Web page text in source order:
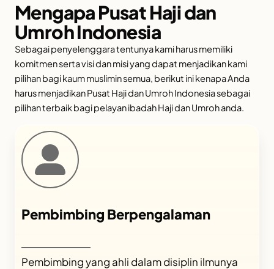
Mengapa Pusat Haji dan
Umroh Indonesia
Sebagai penyelenggara tentunya kami harus memiliki
komitmen serta visi dan misi yang dapat menjadikan kami
pilihan bagi kaum muslimin semua, berikut ini kenapa Anda
harus menjadikan Pusat Haji dan Umroh Indonesia sebagai
pilihan terbaik bagi pelayan ibadah Haji dan Umroh anda.
Pembimbing Berpengalaman
Pembimbing yang ahli dalam disiplin ilmunya